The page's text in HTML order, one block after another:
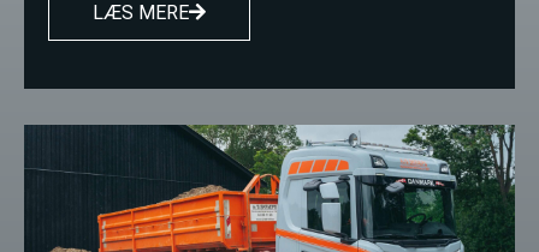
LÆS MERE